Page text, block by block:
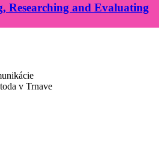
Researching and Evaluating
v Trnave